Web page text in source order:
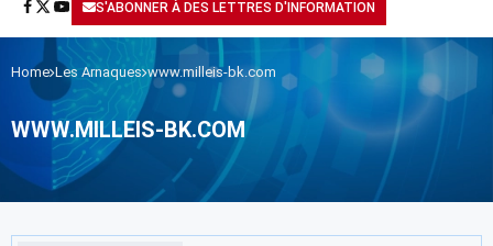
S'ABONNER À DES LETTRES D'INFORMATION
Home Les Arnaques www.milleis-bk.com
WWW.MILLEIS-BK.COM